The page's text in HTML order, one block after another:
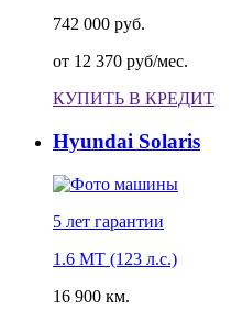
742 000 руб.
от 12 370 руб/мес.
КУПИТЬ В КРЕДИТ
Hyundai Solaris
5 лет гарантии
1.6 MT (123 л.с.)
16 900 км.